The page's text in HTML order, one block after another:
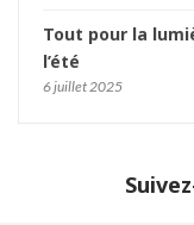
Tout pour la
l’été
6 juillet 2025